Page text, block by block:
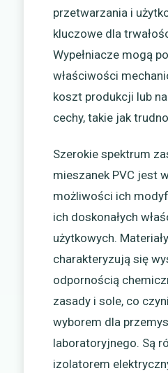
przetwarzania i
kluczowe dla
Wypełniacze mogą
właściwości
koszt produkcji lub
cechy, takie jak
Szerokie spektrum
mieszanek PVC jest
możliwości ich
ich doskonałych
użytkowych.
charakteryzują się
odpornością
zasady i sole, co
wyborem dla
laboratoryjnego. Są
izolatorem